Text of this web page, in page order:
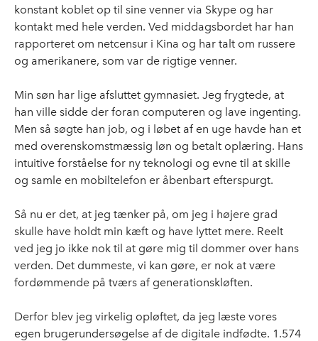
konstant koblet op til sine venner via Skype og har
kontakt med hele verden. Ved middagsbordet har han
rapporteret om netcensur i Kina og har talt om russere
og amerikanere, som var de rigtige venner.
Min søn har lige afsluttet gymnasiet. Jeg frygtede, at
han ville sidde der foran computeren og lave ingenting.
Men så søgte han job, og i løbet af en uge havde han et
med overenskomstmæssig løn og betalt oplæring. Hans
intuitive forståelse for ny teknologi og evne til at skille
og samle en mobiltelefon er åbenbart efterspurgt.
Så nu er det, at jeg tænker på, om jeg i højere grad
skulle have holdt min kæft og have lyttet mere. Reelt
ved jeg jo ikke nok til at gøre mig til dommer over hans
verden. Det dummeste, vi kan gøre, er nok at være
fordømmende på tværs af generationskløften.
Derfor blev jeg virkelig opløftet, da jeg læste vores
egen brugerundersøgelse af de digitale indfødte. 1.574